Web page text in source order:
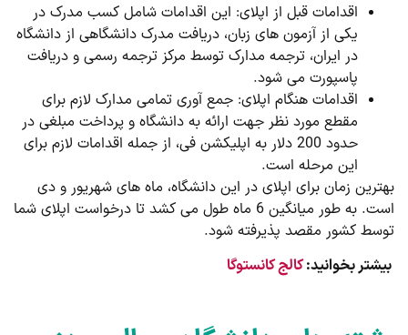
اقدامات قبل از اپلای: این اقدامات شامل کسب مدرک در
یکی از آزمون های زبان، دریافت مدرک دانشگاهی از دانشگاه
در ایران، ترجمه مدارک توسط مرکز ترجمه رسمی و دریافت
پاسپورت می شود.
اقدامات هنگام اپلای: جمع آوری تمامی مدارک لازم برای
مقطع مورد نظر جهت ارائه به دانشگاه و پرداخت مبلغی در
حدود 200 دلار به اپلیکشن فی، از جمله اقدامات لازم برای
این مرحله است.
بهترین زمان برای اپلای در این دانشگاه، ماه های شهریور و دی
است. به طور میانگین 6 ماه طول می کشد تا درخواست اپلای شما
توسط کشور مقصد پذیرفته شود.
بیشتر بخوانید:کالج کانستوگا